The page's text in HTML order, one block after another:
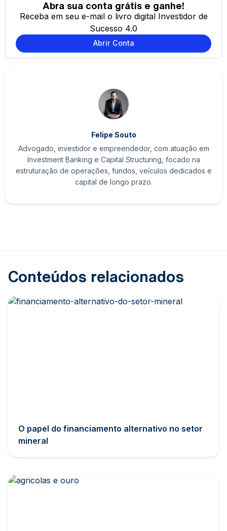
Abra sua conta grátis e ganhe!
Receba em seu e-mail o livro digital Investidor de
Sucesso 4.0
Abrir Conta
Felipe Souto
Advogado, investidor e empreendedor, com atuação em
Investment Banking e Capital Structuring, focado na
estruturação de operações, fundos, veículos dedicados e
capital de longo prazo.
Conteúdos relacionados
O papel do financiamento alternativo no setor
mineral